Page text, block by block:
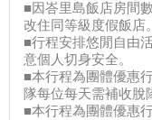
■因峇里島飯店房間
改住同等級度假飯店。
■行程安排悠閒自由
意個人切身安全。
■本行程為團體優惠
隊每位每天需補收脫
■本行程為團體優惠